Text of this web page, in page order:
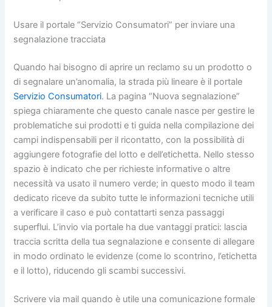
Usare il portale “Servizio Consumatori” per inviare una
segnalazione tracciata
Quando hai bisogno di aprire un reclamo su un prodotto o
di segnalare un’anomalia, la strada più lineare è il portale
Servizio Consumatori. La pagina “Nuova segnalazione”
spiega chiaramente che questo canale nasce per gestire le
problematiche sui prodotti e ti guida nella compilazione dei
campi indispensabili per il ricontatto, con la possibilità di
aggiungere fotografie del lotto e dell’etichetta. Nello stesso
spazio è indicato che per richieste informative o altre
necessità va usato il numero verde; in questo modo il team
dedicato riceve da subito tutte le informazioni tecniche utili
a verificare il caso e può contattarti senza passaggi
superflui. L’invio via portale ha due vantaggi pratici: lascia
traccia scritta della tua segnalazione e consente di allegare
in modo ordinato le evidenze (come lo scontrino, l’etichetta
e il lotto), riducendo gli scambi successivi.
Scrivere via mail quando è utile una comunicazione formale